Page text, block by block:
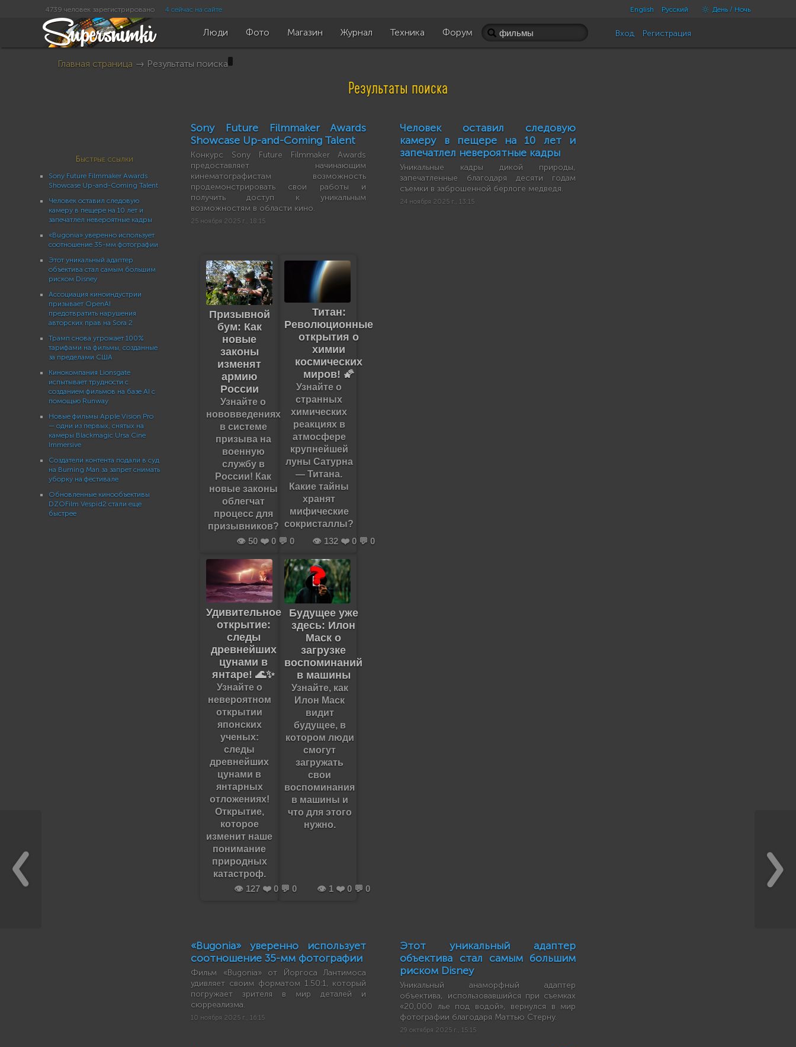
English Русский День / Ночь
4739 человек зарегистрировано 4 сейчас на сайте
Люди Фото Магазин Журнал Техника Форум Вход Регистрация
Главная страница → Результаты поиска
Результаты поиска
Быстрые ссылки
Sony Future Filmmaker Awards
Showcase Up-and-Coming Talent
Человек оставил следовую
камеру в пещере на 10 лет и
запечатлел невероятные кадры
«Bugonia» уверенно использует
соотношение 35-мм фотографии
Этот уникальный адаптер
объектива стал самым большим
риском Disney
Ассоциация киноиндустрии
призывает OpenAI
предотвратить нарушения
авторских прав на Sora 2
Трамп снова угрожает 100%
тарифами на фильмы, созданные
за пределами США
Кинокомпания Lionsgate
испытывает трудности с
созданием фильмов на базе AI с
помощью Runway
Новые фильмы Apple Vision Pro
— одни из первых, снятых на
камеры Blackmagic Ursa Cine
Immersive
Создатели контента подали в суд
на Burning Man за запрет снимать
уборку на фестивале
Обновленные кинообъективы
DZOFilm Vespid2 стали еще
быстрее
Sony Future Filmmaker Awards
Showcase Up-and-Coming Talent
Конкурс Sony Future Filmmaker Awards
предоставляет начинающим
кинематографистам возможность
продемонстрировать свои работы и
получить доступ к уникальным
возможностям в области кино.
25 ноября 2025 г., 18:15
Призывной
бум: Как
новые
законы
изменят
армию
России
Узнайте о
нововведениях
в системе
призыва на
военную
службу в
России! Как
новые законы
облегчат
процесс для
призывников?
👁️ 50 ❤️ 0 💬 0
Титан:
Революционные
открытия о
химии
космических
миров! 🌠
Узнайте о
странных
химических
реакциях в
атмосфере
крупнейшей
луны Сатурна
— Титана.
Какие тайны
хранят
мифические
сокристаллы?
👁️ 132 ❤️ 0 💬 0
Удивительное
открытие:
следы
древнейших
цунами в
янтаре! 🌊✨
Узнайте о
невероятном
открытии
японских
ученых:
следы
древнейших
цунами в
янтарных
отложениях!
Открытие,
которое
изменит наше
понимание
природных
катастроф.
👁️ 127 ❤️ 0 💬 0
Будущее уже
здесь: Илон
Маск о
загрузке
воспоминаний
в машины
Узнайте, как
Илон Маск
видит
будущее, в
котором люди
смогут
загружать
свои
воспоминания
в машины и
что для этого
нужно.
👁️ 1 ❤️ 0 💬 0
Человек оставил следовую
камеру в пещере на 10 лет и
запечатлел невероятные кадры
Уникальные кадры дикой природы,
запечатленные благодаря десяти годам
съемки в заброшенной берлоге медведя.
24 ноября 2025 г., 13:15
«Bugonia» уверенно использует
соотношение 35-мм фотографии
Фильм «Bugonia» от Йоргоса Лантимоса
удивляет своим форматом 1.50:1, который
погружает зрителя в мир деталей и
сюрреализма.
10 ноября 2025 г., 16:15
Этот уникальный адаптер
объектива стал самым большим
риском Disney
Уникальный анаморфный адаптер
объектива, использовавшийся при съемках
«20,000 лье под водой», вернулся в мир
фотографии благодаря Маттью Стерну.
29 октября 2025 г., 15:15